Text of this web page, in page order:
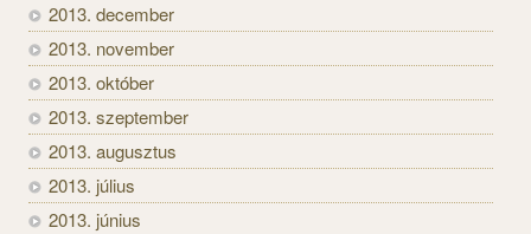
2013. december
2013. november
2013. október
2013. szeptember
2013. augusztus
2013. július
2013. június